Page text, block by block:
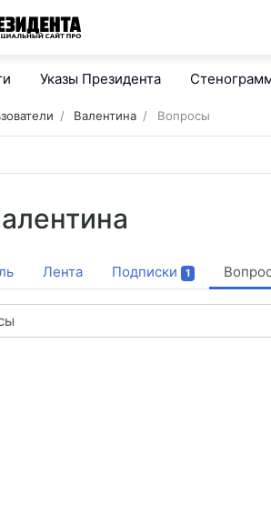
Указы Президента
Валентина Вопросы
Лента Подписки 1